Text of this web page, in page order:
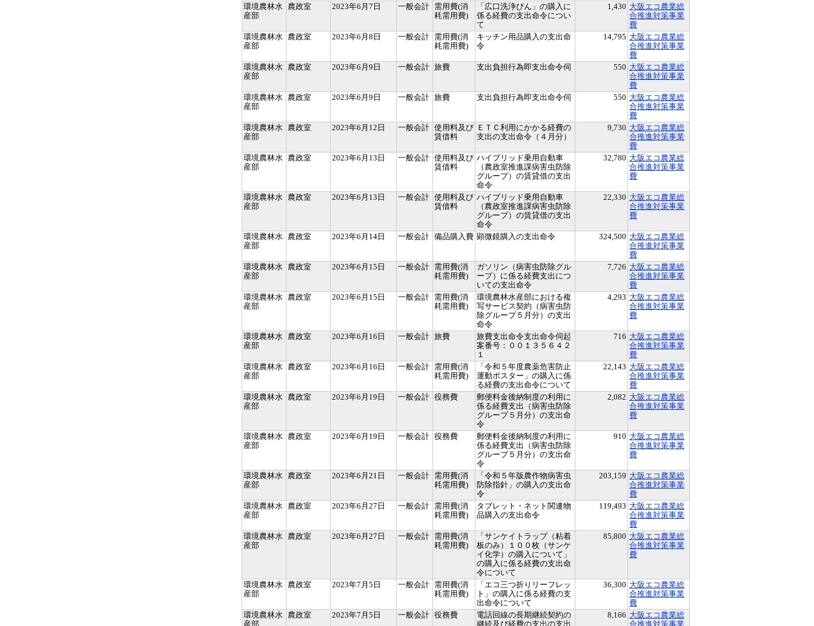
環境農林水
産部
農政室 2023年6月7日 一般会計
需用費(消
耗需用費)
「広口洗浄びん」の購入に
係る経費の支出命令につい
て
1,430 大阪エコ農業総
合推進対策事業
費
環境農林水
産部
農政室 2023年6月8日 一般会計
需用費(消
耗需用費)
キッチン用品購入の支出命
令
14,795 大阪エコ農業総
合推進対策事業
費
環境農林水
産部
農政室 2023年6月9日 一般会計 旅費 支出負担行為即支出命令伺 550 大阪エコ農業総
合推進対策事業
費
環境農林水
産部
農政室 2023年6月9日 一般会計 旅費 支出負担行為即支出命令伺 550 大阪エコ農業総
合推進対策事業
費
環境農林水
産部
農政室 2023年6月12日 一般会計 使用料及び
賃借料
ＥＴＣ利用にかかる経費の
支出の支出命令（４月分）
9,730 大阪エコ農業総
合推進対策事業
費
環境農林水
産部
農政室 2023年6月13日 一般会計 使用料及び
賃借料
ハイブリッド乗用自動車
（農政室推進課病害虫防除
グループ）の賃貸借の支出
命令
32,780 大阪エコ農業総
合推進対策事業
費
環境農林水
産部
農政室 2023年6月13日 一般会計 使用料及び
賃借料
ハイブリッド乗用自動車
（農政室推進課病害虫防除
グループ）の賃貸借の支出
命令
22,330 大阪エコ農業総
合推進対策事業
費
環境農林水
産部
農政室 2023年6月14日 一般会計 備品購入費 顕微鏡購入の支出命令 324,500 大阪エコ農業総
合推進対策事業
費
環境農林水
産部
農政室 2023年6月15日 一般会計
需用費(消
耗需用費)
ガソリン（病害虫防除グル
ープ）に係る経費支出につ
いての支出命令
7,726 大阪エコ農業総
合推進対策事業
費
環境農林水
産部
農政室 2023年6月15日 一般会計
需用費(消
耗需用費)
環境農林水産部における複
写サービス契約（病害虫防
除グループ５月分）の支出
命令
4,293 大阪エコ農業総
合推進対策事業
費
環境農林水
産部
農政室 2023年6月16日 一般会計 旅費
旅費支出命令支出命令伺起
案番号：００１３５６４２
１
716 大阪エコ農業総
合推進対策事業
費
環境農林水
産部
農政室 2023年6月16日 一般会計
需用費(消
耗需用費)
「令和５年度農薬危害防止
運動ポスター」の購入に係
る経費の支出命令について
22,143 大阪エコ農業総
合推進対策事業
費
環境農林水
産部
農政室 2023年6月19日 一般会計 役務費
郵便料金後納制度の利用に
係る経費支出（病害虫防除
グループ５月分）の支出命
令
2,082 大阪エコ農業総
合推進対策事業
費
環境農林水
産部
農政室 2023年6月19日 一般会計 役務費
郵便料金後納制度の利用に
係る経費支出（病害虫防除
グループ５月分）の支出命
令
910 大阪エコ農業総
合推進対策事業
費
環境農林水
産部
農政室 2023年6月21日 一般会計
需用費(消
耗需用費)
「令和５年版農作物病害虫
防除指針」の購入の支出命
令
203,159 大阪エコ農業総
合推進対策事業
費
環境農林水
産部
農政室 2023年6月27日 一般会計
需用費(消
耗需用費)
タブレット・ネット関連物
品購入の支出命令
119,493 大阪エコ農業総
合推進対策事業
費
環境農林水
産部
農政室 2023年6月27日 一般会計
需用費(消
耗需用費)
「サンケイトラップ（粘着
板のみ）１００枚（サンケ
イ化学）の購入について」
の購入に係る経費の支出命
令について
85,800 大阪エコ農業総
合推進対策事業
費
環境農林水
産部
農政室 2023年7月5日 一般会計
需用費(消
耗需用費)
「エコ三つ折りリーフレッ
ト」の購入に係る経費の支
出命令について
36,300 大阪エコ農業総
合推進対策事業
費
環境農林水
農政室 2023年7月5日 一般会計 役務費
電話回線の長期継続契約の
8,166 大阪エコ農業総